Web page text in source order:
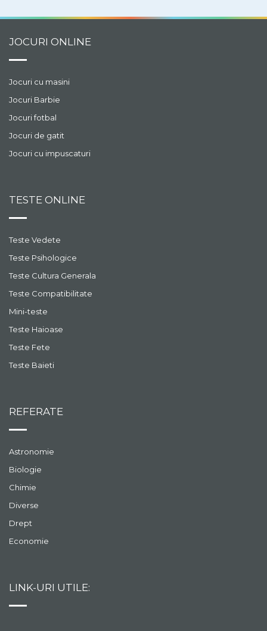
JOCURI ONLINE
Jocuri cu masini
Jocuri Barbie
Jocuri fotbal
Jocuri de gatit
Jocuri cu impuscaturi
TESTE ONLINE
Teste Vedete
Teste Psihologice
Teste Cultura Generala
Teste Compatibilitate
Mini-teste
Teste Haioase
Teste Fete
Teste Baieti
REFERATE
Astronomie
Biologie
Chimie
Diverse
Drept
Economie
LINK-URI UTILE: